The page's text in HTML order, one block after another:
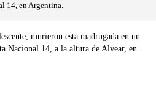
14, en Argentina.
murieron esta madrugada en un
Nacional 14, a la altura de Alvear, en